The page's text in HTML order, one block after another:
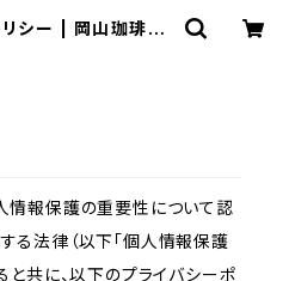
シー | 岡山珈琲館
情報保護の重要性について認
る法律（以下「個人情報保護
と共に、以下のプライバシーポ